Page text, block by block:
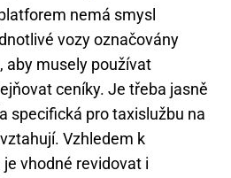
nemá smysl
vozy označovány
aby musely používat
ceníky. Je třeba jasně
specifická pro taxislužbu na
Vzhledem k
vhodné revidovat i